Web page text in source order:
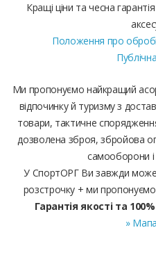
Кращі ціни та чесна
Положення про
Ми пропонуємо найкращий
відпочинку й туризму з
товари, тактичне
дозволена зброя, збройова
самооборони і
У СпортОРГ Ви завжди
розстрочку + ми пропонуємо
Гарантія якості та
»